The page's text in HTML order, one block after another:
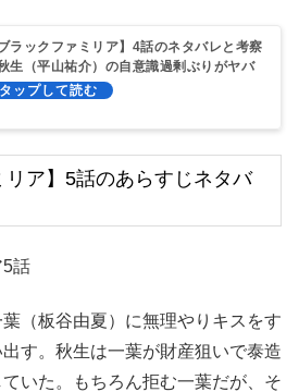
ブラックファミリア】4話のネタバレと考察
秋生（平山祐介）の自意識過剰ぶりがヤバ
リア】5話のあらすじネタバ
（板谷由夏）に無理やりキスをす
す。秋生は一葉が財産狙いで泰造
いた。もちろん拒む一葉だが、そ